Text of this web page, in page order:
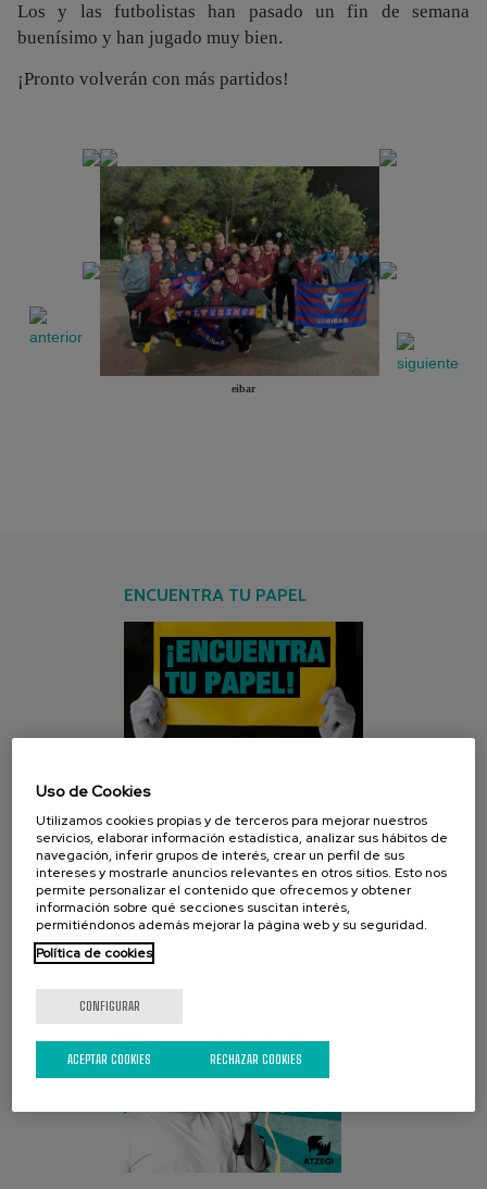
Los y las futbolistas han pasado un fin de semana
buenísimo y han jugado muy bien.
¡Pronto volverán con más partidos!
eibar
ENCUENTRA TU PAPEL
CAMPAÑA ACTUAL
Uso de Cookies
Utilizamos cookies propias y de terceros para mejorar nuestros
servicios, elaborar información estadística, analizar sus hábitos de
navegación, inferir grupos de interés, crear un perfil de sus
intereses y mostrarle anuncios relevantes en otros sitios. Esto nos
permite personalizar el contenido que ofrecemos y obtener
información sobre qué secciones suscitan interés,
permitiéndonos además mejorar la página web y su seguridad.
Política de cookies
CONFIGURAR
RECHAZAR COOKIES
ACEPTAR COOKIES